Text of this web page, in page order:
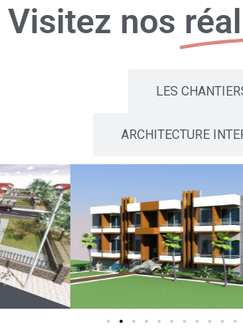
Visitez nos
LES
ARCHITECTURE